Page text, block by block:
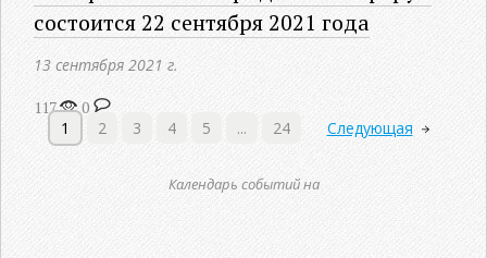
состоится 22 сентября 2021 года
13 сентября 2021 г.
117
0
1
2 3 4 5 ... 24 Следующая
Календарь событий на